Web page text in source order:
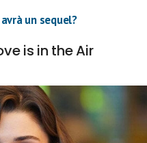
un sequel?
is in the Air